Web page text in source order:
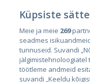
Страны
Эстония
Латвия
Küpsiste
Meie ja meie 269
seadmes
tunnuseid. Suvandi
jälgimistehnoloogiatel
töötleme andmeid
suvandi „Keeldu